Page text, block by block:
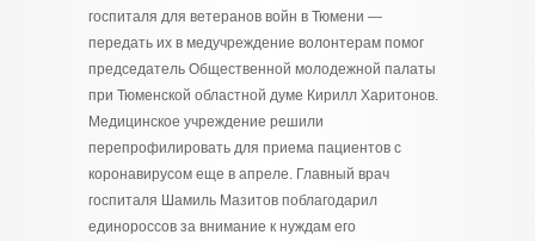
госпиталя для ветеранов войн в Тюмени —
передать их в медучреждение волонтерам помог
председатель Общественной молодежной палаты
при Тюменской областной думе Кирилл Харитонов.
Медицинское учреждение решили
перепрофилировать для приема пациентов с
коронавирусом еще в апреле. Главный врач
госпиталя Шамиль Мазитов поблагодарил
единороссов за внимание к нуждам его